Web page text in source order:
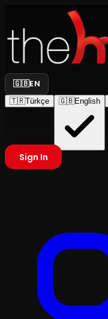
🇬🇧EN
🇹🇷Türkçe 🇬🇧English
Sign In